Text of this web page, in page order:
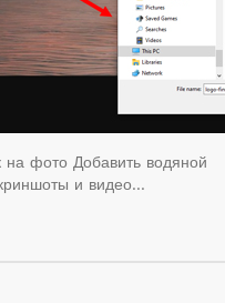
фото Добавить водяной
и видео…